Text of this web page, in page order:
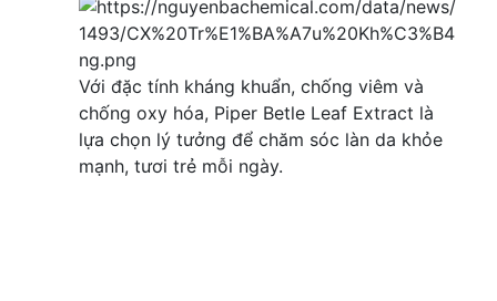
Với đặc tính kháng khuẩn, chống viêm và
chống oxy hóa, Piper Betle Leaf Extract là
lựa chọn lý tưởng để chăm sóc làn da khỏe
mạnh, tươi trẻ mỗi ngày.